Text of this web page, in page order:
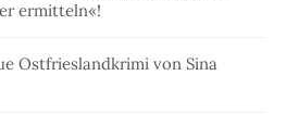
ermitteln«!
Ostfrieslandkrimi von Sina